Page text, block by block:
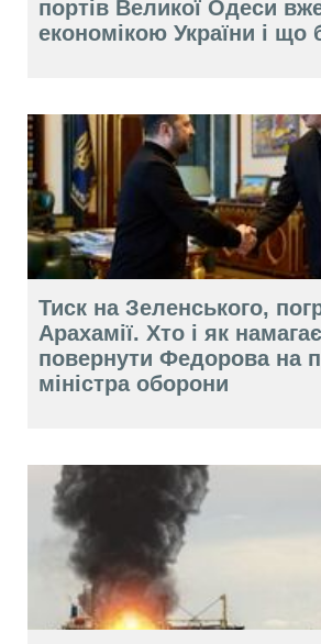
портів Великої Одеси
економікою України і що
Тиск на Зеленського,
Арахамії. Хто і як
повернути Федорова на
міністра оборони